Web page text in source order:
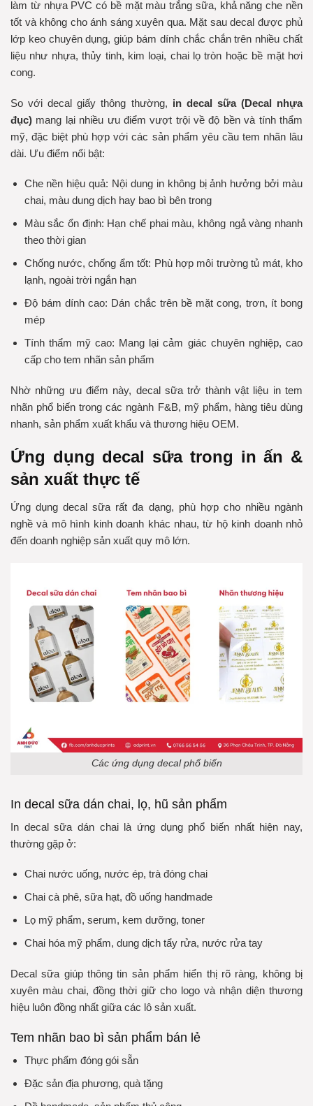
làm từ nhựa PVC có bề mặt màu trắng sữa, khả năng che nền
tốt và không cho ánh sáng xuyên qua. Mặt sau decal được phủ
lớp keo chuyên dụng, giúp bám dính chắc chắn trên nhiều chất
liệu như nhựa, thủy tinh, kim loại, chai lọ tròn hoặc bề mặt hơi
cong.
So với decal giấy thông thường, in decal sữa (Decal nhựa
đục) mang lại nhiều ưu điểm vượt trội về độ bền và tính thẩm
mỹ, đặc biệt phù hợp với các sản phẩm yêu cầu tem nhãn lâu
dài. Ưu điểm nổi bật:
Che nền hiệu quả: Nội dung in không bị ảnh hưởng bởi màu
chai, màu dung dịch hay bao bì bên trong
Màu sắc ổn định: Hạn chế phai màu, không ngả vàng nhanh
theo thời gian
Chống nước, chống ẩm tốt: Phù hợp môi trường tủ mát, kho
lạnh, ngoài trời ngắn hạn
Độ bám dính cao: Dán chắc trên bề mặt cong, trơn, ít bong
mép
Tính thẩm mỹ cao: Mang lại cảm giác chuyên nghiệp, cao
cấp cho tem nhãn sản phẩm
Nhờ những ưu điểm này, decal sữa trở thành vật liệu in tem
nhãn phổ biến trong các ngành F&B, mỹ phẩm, hàng tiêu dùng
nhanh, sản phẩm xuất khẩu và thương hiệu OEM.
Ứng dụng decal sữa trong in ấn &
sản xuất thực tế
Ứng dụng decal sữa rất đa dạng, phù hợp cho nhiều ngành
nghề và mô hình kinh doanh khác nhau, từ hộ kinh doanh nhỏ
đến doanh nghiệp sản xuất quy mô lớn.
Các ứng dụng decal phổ biến
In decal sữa dán chai, lọ, hũ sản phẩm
In decal sữa dán chai là ứng dụng phổ biến nhất hiện nay,
thường gặp ở:
Chai nước uống, nước ép, trà đóng chai
Chai cà phê, sữa hạt, đồ uống handmade
Lọ mỹ phẩm, serum, kem dưỡng, toner
Chai hóa mỹ phẩm, dung dịch tẩy rửa, nước rửa tay
Decal sữa giúp thông tin sản phẩm hiển thị rõ ràng, không bị
xuyên màu chai, đồng thời giữ cho logo và nhận diện thương
hiệu luôn đồng nhất giữa các lô sản xuất.
Tem nhãn bao bì sản phẩm bán lẻ
Thực phẩm đóng gói sẵn
Đặc sản địa phương, quà tặng